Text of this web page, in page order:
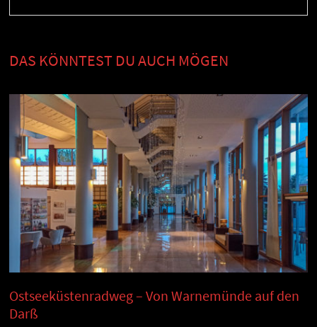
DAS KÖNNTEST DU AUCH MÖGEN
Ostseeküstenradweg – Von Warnemünde auf den
Darß